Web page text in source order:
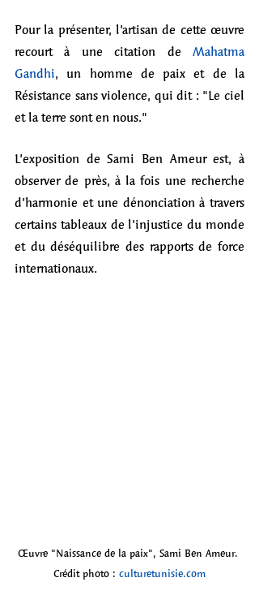
Pour la présenter, l’artisan de cette œuvre
recourt à une citation de Mahatma
Gandhi, un homme de paix et de la
Résistance sans violence, qui dit : "Le ciel
et la terre sont en nous."
L’exposition de Sami Ben Ameur est, à
observer de près, à la fois une recherche
d’harmonie et une dénonciation à travers
certains tableaux de l’injustice du monde
et du déséquilibre des rapports de force
internationaux.
Œuvre "Naissance de la paix", Sami Ben Ameur.
Crédit photo : culturetunisie.com